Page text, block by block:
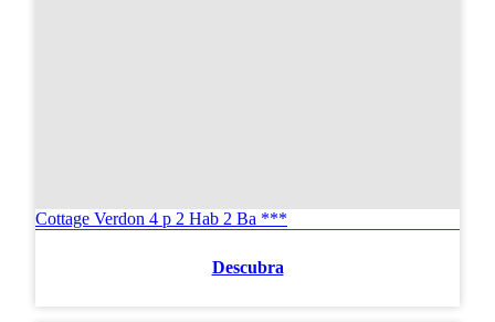
Cottage Verdon 4 p 2 Hab 2 Ba ***
Descubra